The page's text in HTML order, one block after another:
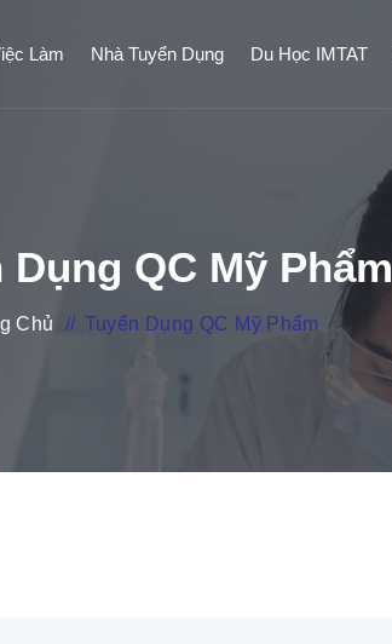
Làm Nhà Tuyển Dụng Du Học IMTAT
Dụng QC Mỹ Phẩm
Chủ // Tuyển Dụng QC Mỹ Phẩm